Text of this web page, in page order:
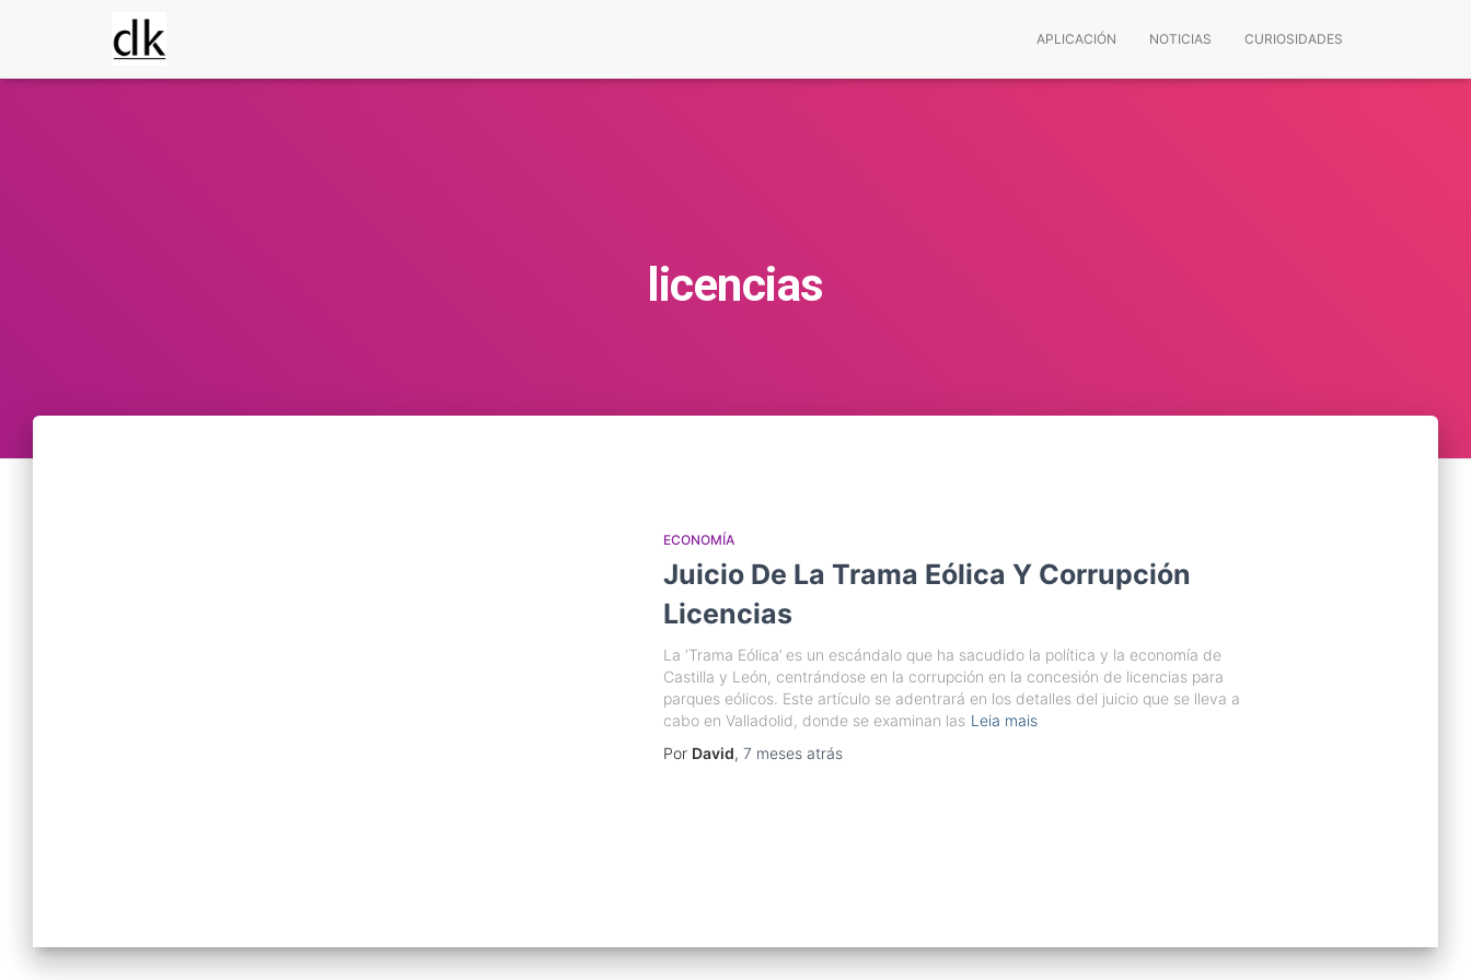
APLICACIÓN NOTICIAS CURIOSIDADES
licencias
ECONOMÍA
Juicio De La Trama Eólica Y Corrupción
Licencias
La ‘Trama Eólica’ es un escándalo que ha sacudido la política y la economía de
Castilla y León, centrándose en la corrupción en la concesión de licencias para
parques eólicos. Este artículo se adentrará en los detalles del juicio que se lleva a
cabo en Valladolid, donde se examinan las Leia mais
Por David, 7 mesesatrás